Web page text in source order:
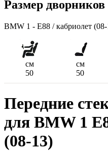
Размер дворников
BMW 1 - E88 / кабриолет
см
см
50
50
Передние
для BMW 1
(08-13)